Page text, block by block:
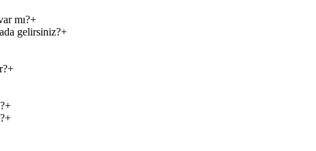
mı?+
gelirsiniz?+
+
+
+